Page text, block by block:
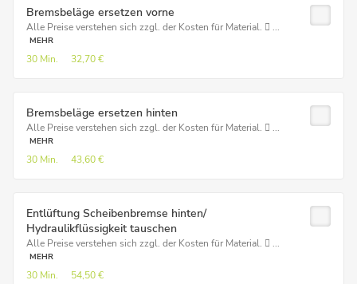
Bremsbeläge ersetzen vorne
Alle Preise verstehen sich zzgl. der Kosten für Material.  ...
MEHR
30 Min. 32,70 €
Bremsbeläge ersetzen hinten
Alle Preise verstehen sich zzgl. der Kosten für Material.  ...
MEHR
30 Min. 43,60 €
Entlüftung Scheibenbremse hinten/
Hydraulikflüssigkeit tauschen
Alle Preise verstehen sich zzgl. der Kosten für Material.  ...
MEHR
30 Min. 54,50 €